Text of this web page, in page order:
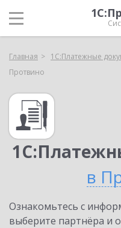
Главная 1С:Платежные
Протвино
в
Ознакомьтесь с
выберите партнёра и